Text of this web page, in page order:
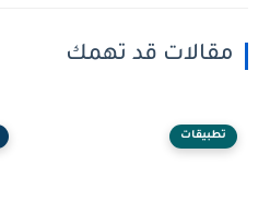
مقالات قد تهمك
تطبيقات